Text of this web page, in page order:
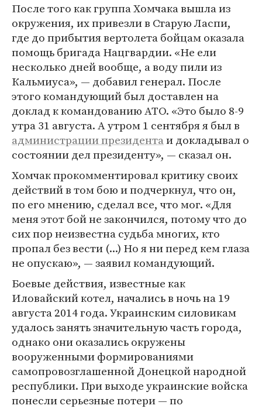
После того как группа Хомчака вышла из
окружения, их привезли в Старую Ласпи,
где до прибытия вертолета бойцам оказала
помощь бригада Нацгвардии. «Не ели
несколько дней вообще, а воду пили из
Кальмиуса», — добавил генерал. После
этого командующий был доставлен на
доклад к командованию АТО. «Это было 8-9
утра 31 августа. А утром 1 сентября я был в
администрации президентаи докладывал о
состоянии дел президенту», — сказал он.
Хомчак прокомментировал критику своих
действий в том бою и подчеркнул, что он,
по его мнению, сделал все, что мог. «Для
меня этот бой не закончился, потому что до
сих пор неизвестна судьба многих, кто
пропал без вести (...) Но я ни перед кем глаза
не опускаю», — заявил командующий.
Боевые действия, известные как
Иловайский котел, начались в ночь на 19
августа 2014 года. Украинским силовикам
удалось занять значительную часть города,
однако они оказались окружены
вооруженными формированиями
самопровозглашенной Донецкой народной
республики. При выходе украинские войска
понесли серьезные потери — по